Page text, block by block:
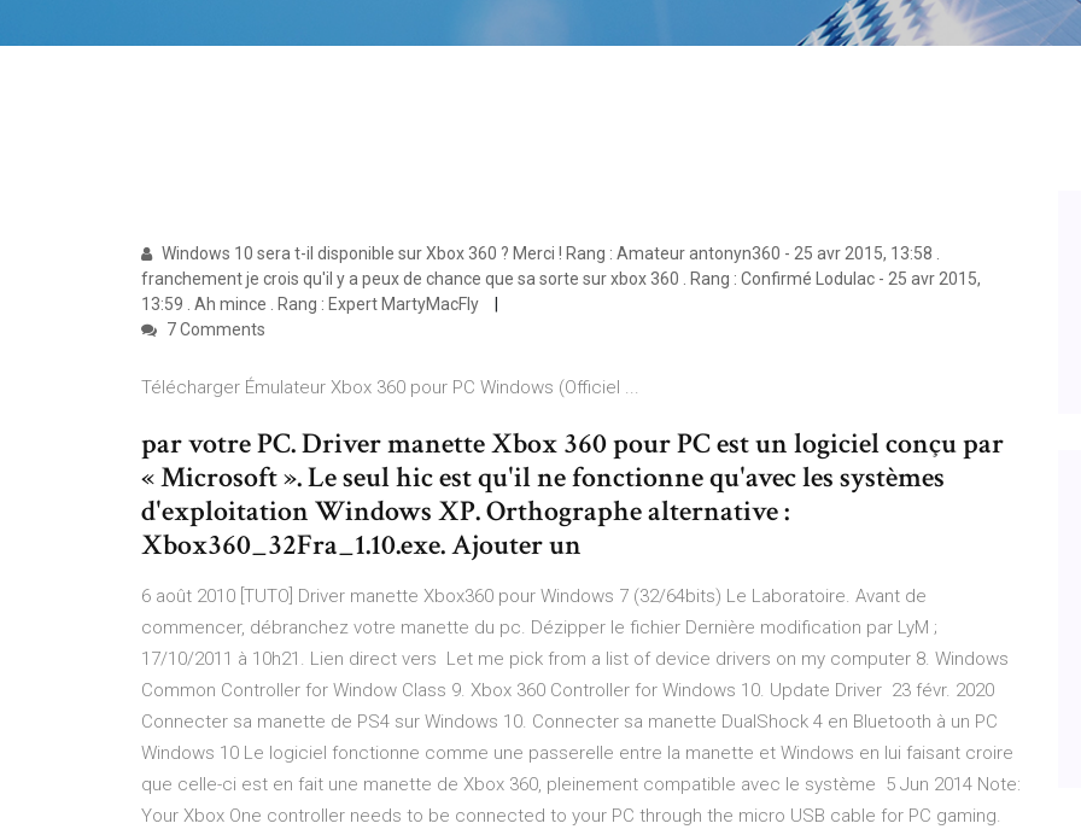
Windows 10 sera t-il disponible sur Xbox 360 ? Merci ! Rang : Amateur antonyn360 - 25 avr 2015, 13:58 .
franchement je crois qu'il y a peux de chance que sa sorte sur xbox 360 . Rang : Confirmé Lodulac - 25 avr 2015,
13:59 . Ah mince . Rang : Expert MartyMacFly
7 Comments
Télécharger Émulateur Xbox 360 pour PC Windows (Officiel ...
par votre PC. Driver manette Xbox 360 pour PC est un logiciel conçu par
« Microsoft ». Le seul hic est qu'il ne fonctionne qu'avec les systèmes
d'exploitation Windows XP. Orthographe alternative :
Xbox360_32Fra_1.10.exe. Ajouter un
6 août 2010 [TUTO] Driver manette Xbox360 pour Windows 7 (32/64bits) Le Laboratoire. Avant de
commencer, débranchez votre manette du pc. Dézipper le fichier Dernière modification par LyM ;
17/10/2011 à 10h21. Lien direct vers Let me pick from a list of device drivers on my computer 8. Windows
Common Controller for Window Class 9. Xbox 360 Controller for Windows 10. Update Driver 23 févr. 2020
Connecter sa manette de PS4 sur Windows 10. Connecter sa manette DualShock 4 en Bluetooth à un PC
Windows 10 Le logiciel fonctionne comme une passerelle entre la manette et Windows en lui faisant croire
que celle-ci est en fait une manette de Xbox 360, pleinement compatible avec le système 5 Jun 2014 Note:
Your Xbox One controller needs to be connected to your PC through the micro USB cable for PC gaming.